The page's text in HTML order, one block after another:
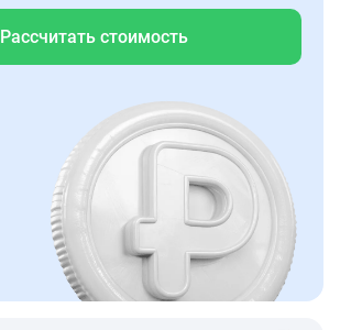
Рассчитать стоимость